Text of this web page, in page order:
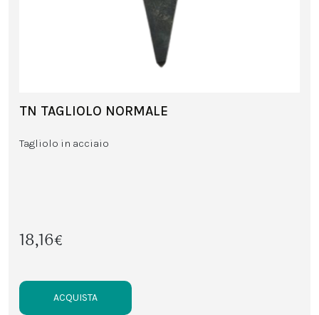
TN TAGLIOLO NORMALE
Tagliolo in acciaio
18,16€
ACQUISTA